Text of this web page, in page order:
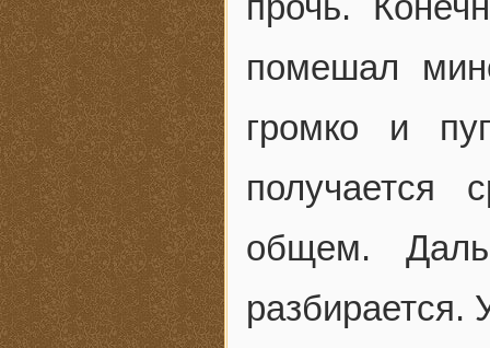
помешал
громко и
получается
общем.
разбирается.